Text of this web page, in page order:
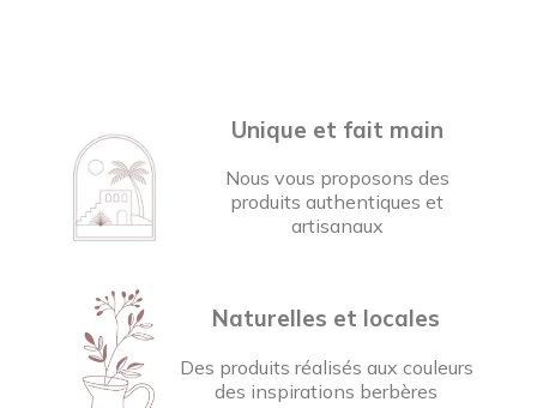
Unique et fait main
Nous vous proposons des
produits authentiques et
artisanaux
Naturelles et locales
Des produits réalisés aux couleurs
des inspirations berbères